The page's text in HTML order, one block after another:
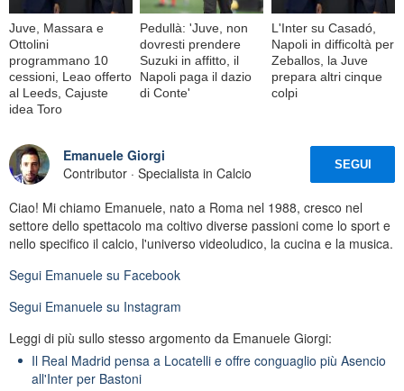
Juve, Massara e
Ottolini
programmano 10
cessioni, Leao offerto
al Leeds, Cajuste
idea Toro
Pedullà: 'Juve, non
dovresti prendere
Suzuki in affitto, il
Napoli paga il dazio
di Conte'
L'Inter su Casadó,
Napoli in difficoltà per
Zeballos, la Juve
prepara altri cinque
colpi
Emanuele Giorgi
Contributor · Specialista in Calcio
SEGUI
Ciao! Mi chiamo Emanuele, nato a Roma nel 1988, cresco nel
settore dello spettacolo ma coltivo diverse passioni come lo sport e
nello specifico il calcio, l'universo videoludico, la cucina e la musica.
Segui Emanuele su Facebook
Segui Emanuele su Instagram
Leggi di più sullo stesso argomento da Emanuele Giorgi:
Il Real Madrid pensa a Locatelli e offre conguaglio più Asencio
all'Inter per Bastoni